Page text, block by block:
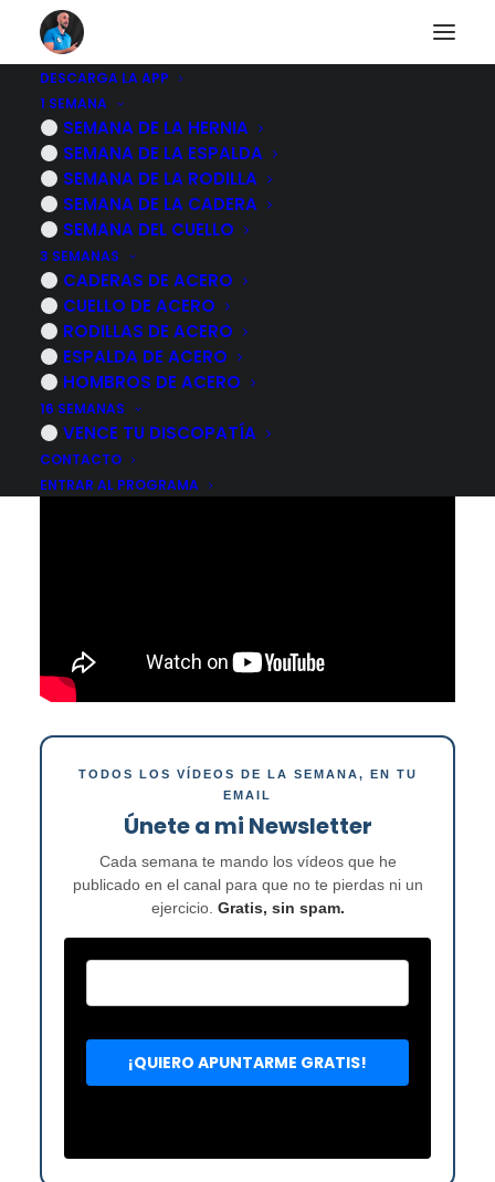
DESCARGA LA APP
1 SEMANA
SEMANA DE LA HERNIA
SEMANA DE LA ESPALDA
SEMANA DE LA RODILLA
SEMANA DE LA CADERA
SEMANA DEL CUELLO
3 SEMANAS
CADERAS DE ACERO
CUELLO DE ACERO
RODILLAS DE ACERO
ESPALDA DE ACERO
HOMBROS DE ACERO
16 SEMANAS
VENCE TU DISCOPATÍA
CONTACTO
ENTRAR AL PROGRAMA
¿No puedes girar el
cuello? Prueba esta
rutina de ejercicios
11 NOVIEMBRE, 2022 | POR
TODOS LOS VÍDEOS DE LA SEMANA, EN TU
EMAIL
Únete a mi Newsletter
Cada semana te mando los vídeos que he
publicado en el canal para que no te pierdas ni un
ejercicio. Gratis, sin spam.